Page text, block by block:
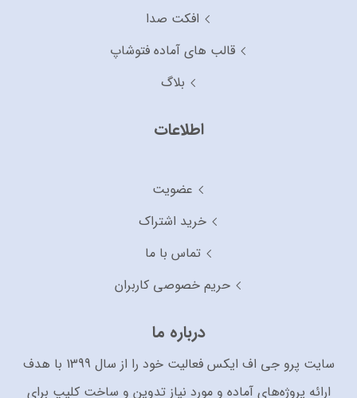
افکت صدا
قالب های آماده فتوشاپ
بلاگ
اطلاعات
عضویت
خرید اشتراک
تماس با ما
حریم خصوصی کاربران
درباره ما
سایت پرو جی اف ایکس فعالیت خود را از سال 1399 با هدف
ارائه پروژه‌های آماده و مورد نیاز تدوین و ساخت کلیپ برای